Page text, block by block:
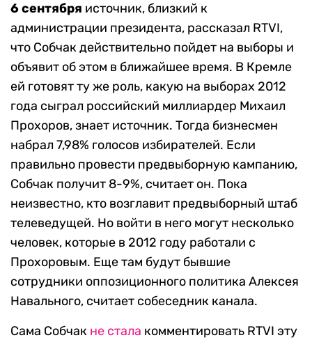
6 сентября источник, близкий к
администрации президента, рассказал RTVI,
что Собчак действительно пойдет на выборы и
объявит об этом в ближайшее время. В Кремле
ей готовят ту же роль, какую на выборах 2012
года сыграл российский миллиардер Михаил
Прохоров, знает источник. Тогда бизнесмен
набрал 7,98% голосов избирателей. Если
правильно провести предвыборную кампанию,
Собчак получит 8-9%, считает он. Пока
неизвестно, кто возглавит предвыборный штаб
телеведущей. Но войти в него могут несколько
человек, которые в 2012 году работали с
Прохоровым. Еще там будут бывшие
сотрудники оппозиционного политика Алексея
Навального, считает собеседник канала.
Сама Собчак не стала комментировать RTVI эту